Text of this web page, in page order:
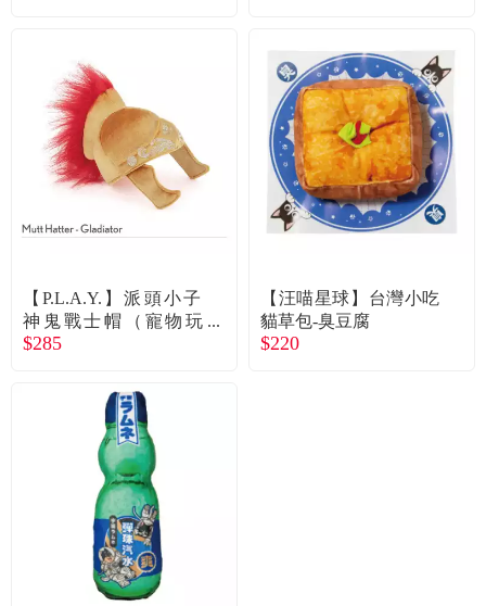
【P.L.A.Y.】派頭小子
神鬼戰士帽（寵物玩
具）
$285
【汪喵星球】台灣小吃
貓草包-臭豆腐
$220